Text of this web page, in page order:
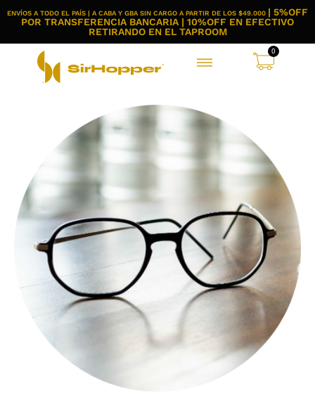
ENVÍOS A TODO EL PAÍS | A CABA Y GBA SIN CARGO A PARTIR DE LOS $49.000 | 5%OFF
POR TRANSFERENCIA BANCARIA | 10%OFF EN EFECTIVO
RETIRANDO EN EL TAPROOM
0